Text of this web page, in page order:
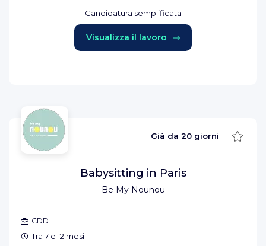
Candidatura semplificata
Visualizza il lavoro
Be My Nounou
Già da 20 giorni Salva
Babysitting in Paris
CDD
Tra 7 e 12 mesi